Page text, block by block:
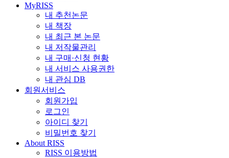
MyRISS
내 추천논문
내 책장
내 최근 본 논문
내 저작물관리
내 구매·신청 현황
내 서비스 사용권한
내 관심 DB
회원서비스
회원가입
로그인
아이디 찾기
비밀번호 찾기
About RISS
RISS 이용방법